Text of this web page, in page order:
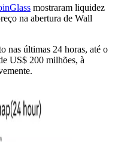
mostraram liquidez
na abertura de Wall
nas últimas 24 horas, até o
US$ 200 milhões, à